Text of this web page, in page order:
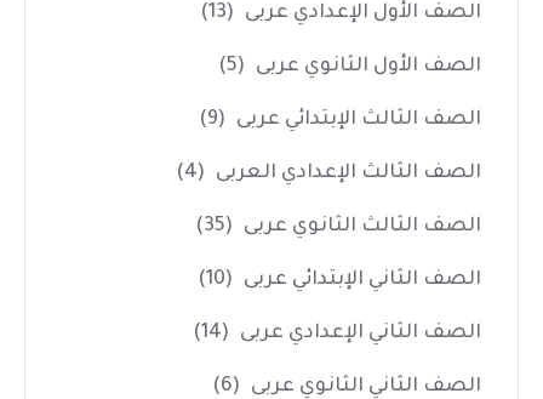
الصف الأول الإعدادي عربى (13)
الصف الأول الثانوي عربى (5)
الصف الثالث الإبتدائي عربى (9)
الصف الثالث الإعدادي العربى (4)
الصف الثالث الثانوي عربى (35)
الصف الثاني الإبتدائي عربى (10)
الصف الثاني الإعدادي عربى (14)
الصف الثاني الثانوي عربى (6)